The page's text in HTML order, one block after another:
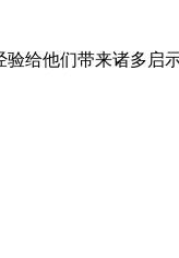
给他们带来诸多启